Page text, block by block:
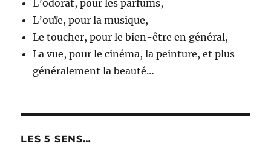
L’odorat, pour les parfums,
L’ouïe, pour la musique,
Le toucher, pour le bien-être en général,
La vue, pour le cinéma, la peinture, et plus
généralement la beauté…
LES 5 SENS…